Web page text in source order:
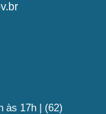
às 17h | (62)